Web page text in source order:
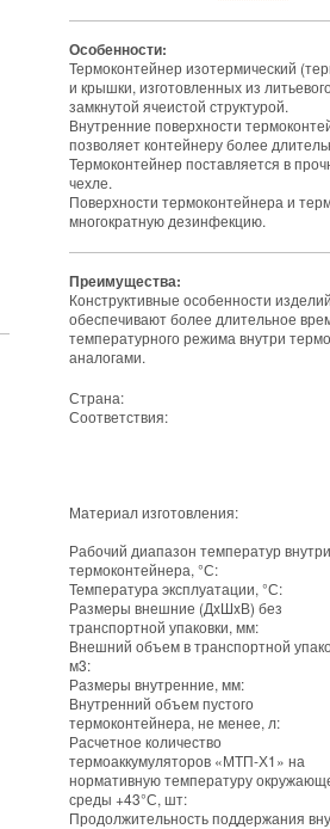
Особенности:
Термоконтейнер изотермический
и крышки, изготовленных из
замкнутой ячеистой структурой.
Внутренние поверхности
позволяет контейнеру более
Термоконтейнер поставляется в
чехле.
Поверхности термоконтейнера и
многократную дезинфекцию.
Преимущества:
Конструктивные особенности
обеспечивают более длительное
температурного режима внутри
аналогами.
Страна:
Соответствия:
Материал изготовления:
Рабочий диапазон температур внутри
термоконтейнера, °С:
Температура эксплуатации, °С:
Размеры внешние (ДxШxВ) без
транспортной упаковки, мм:
Внешний объем в транспортной
м3:
Размеры внутренние, мм:
Внутренний объем пустого
термоконтейнера, не менее, л:
Расчетное количество
термоаккумуляторов «МТП-Х1» на
нормативную температуру
среды +43°С, шт:
Продолжительность поддержания